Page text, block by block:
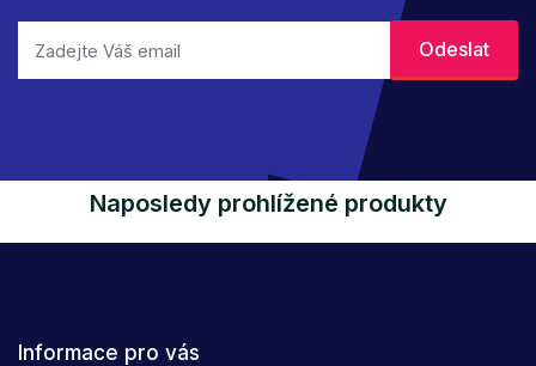
Naposledy prohlížené produkty
Informace pro vás